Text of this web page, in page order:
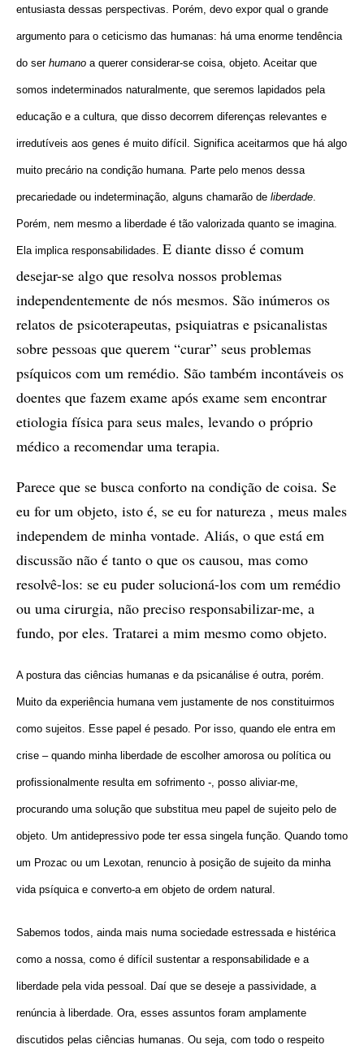
entusiasta dessas perspectivas. Porém, devo expor qual o grande
argumento para o ceticismo das humanas: há uma enorme tendência
do ser humano a querer considerar-se coisa, objeto. Aceitar que
somos indeterminados naturalmente, que seremos lapidados pela
educação e a cultura, que disso decorrem diferenças relevantes e
irredutíveis aos genes é muito difícil. Significa aceitarmos que há algo
muito precário na condição humana. Parte pelo menos dessa
precariedade ou indeterminação, alguns chamarão de liberdade
Porém, nem mesmo a liberdade é tão valorizada quanto se imagina.
Ela implica responsabilidades. E diante disso é comum
desejar-se algo que resolva nossos problemas
independentemente de nós mesmos. São inúmeros os
relatos de psicoterapeutas, psiquiatras e psicanalistas
sobre pessoas que querem “curar” seus problemas
psíquicos com um remédio. São também incontáveis os
doentes que fazem exame após exame sem encontrar
etiologia física para seus males, levando o próprio
médico a recomendar uma terapia.
Parece que se busca conforto na condição de coisa. Se
eu for um objeto, isto é, se eu for natureza , meus males
independem de minha vontade. Aliás, o que está em
discussão não é tanto o que os causou, mas como
resolvê-los: se eu puder solucioná-los com um remédio
ou uma cirurgia, não preciso responsabilizar-me, a
fundo, por eles. Tratarei a mim mesmo como objeto.
A postura das ciências humanas e da psicanálise é outra, porém.
Muito da experiência humana vem justamente de nos constituirmos
como sujeitos. Esse papel é pesado. Por isso, quando ele entra em
crise – quando minha liberdade de escolher amorosa ou política ou
profissionalmente resulta em sofrimento -, posso aliviar-me,
procurando uma solução que substitua meu papel de sujeito pelo de
objeto. Um antidepressivo pode ter essa singela função. Quando tomo
um Prozac ou um Lexotan, renuncio à posição de sujeito da minha
vida psíquica e converto-a em objeto de ordem natural.
Sabemos todos, ainda mais numa sociedade estressada e histérica
como a nossa, como é difícil sustentar a responsabilidade e a
liberdade pela vida pessoal. Daí que se deseje a passividade, a
renúncia à liberdade. Ora, esses assuntos foram amplamente
discutidos pelas ciências humanas. Ou seja, com todo o respeito